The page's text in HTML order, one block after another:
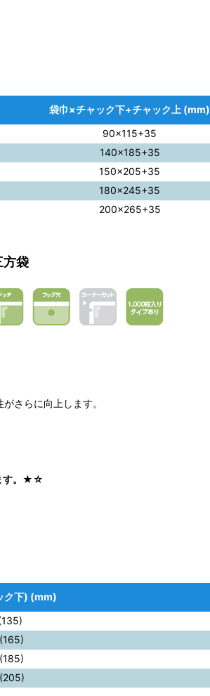
袋巾×チャック下+チャック上 (mm)
90×115+35
140×185+35
150×205+35
180×245+35
200×265+35
方袋
さらに向上します。
す。★☆
ク下) (mm)